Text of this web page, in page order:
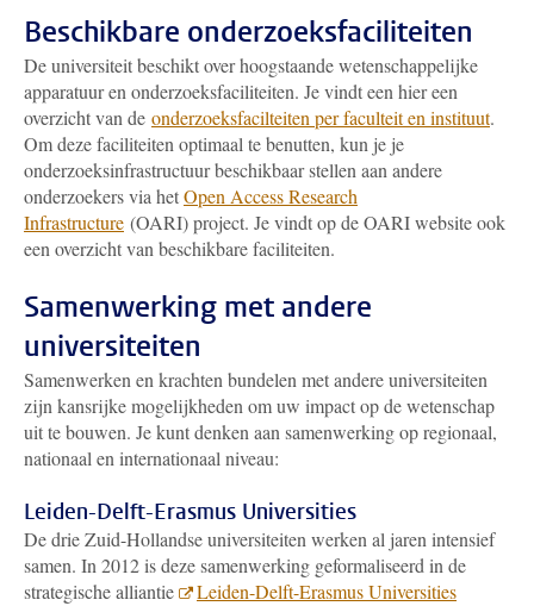
Beschikbare onderzoeksfaciliteiten
De universiteit beschikt over hoogstaande wetenschappelijke
apparatuur en onderzoeksfaciliteiten. Je vindt een hier een
overzicht van de onderzoeksfacilteiten per faculteit en instituut.
Om deze faciliteiten optimaal te benutten, kun je je
onderzoeksinfrastructuur beschikbaar stellen aan andere
onderzoekers via hetOpen Access Research
Infrastructure (OARI) project. Je vindt op de OARI website ook
een overzicht van beschikbare faciliteiten.
Samenwerking met andere
universiteiten
Samenwerken en krachten bundelen met andere universiteiten
zijn kansrijke mogelijkheden om uw impact op de wetenschap
uit te bouwen. Je kunt denken aan samenwerking op regionaal,
nationaal en internationaal niveau:
Leiden-Delft-Erasmus Universities
De drie Zuid-Hollandse universiteiten werken al jaren intensief
samen. In 2012 is deze samenwerking geformaliseerd in de
strategische alliantie
Leiden-Delft-Erasmus Universities